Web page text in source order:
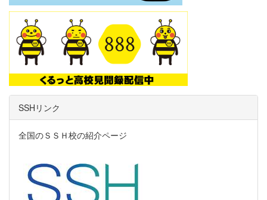
SSHリンク
全国のＳＳＨ校の紹介ページ